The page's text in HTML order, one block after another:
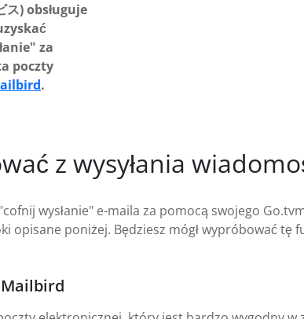
ス) obsługuje
za
poczty
.
z wysyłania
wysłanie" e-maila za pomocą swojego
opisane poniżej. Będziesz mógł wypróbować tę